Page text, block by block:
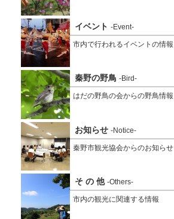
イベント -Event-
市内で行われるイベントの情報
秦野の野鳥 -Bird-
はだの野鳥の会からの野鳥情報
お知らせ -Notice-
秦野市観光協会からのお知らせ
そ の 他 -Others-
市内の観光に関連する情報